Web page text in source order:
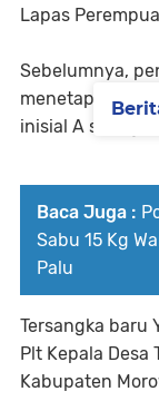
Lapas
Sebelumnya,
menetapkan
inisial A sebagai
Baca Juga :
Sabu 15 Kg
Palu
Tersangka baru
Plt Kepala Desa
Kabupaten